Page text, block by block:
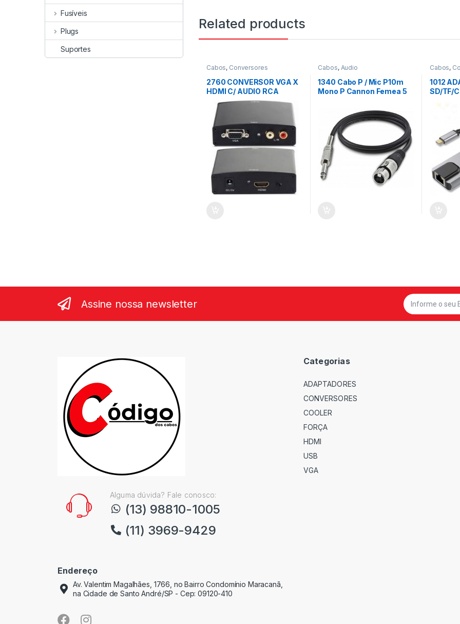
Related products
Cabos, Conversores
2760 CONVERSOR VGA X
HDMI C/ AUDIO RCA
Cabos, Audio
1340 Cabo P / Mic P10m
Mono P Cannon Femea 5
Cabos,
1012
SD/TF/
Fusíveis
Plugs
Suportes
Assine nossa newsletter
Alguma dúvida? Fale conosco:
(13) 98810-1005
(11) 3969-9429
Endereço
Av. Valentim Magalhães, 1766, no Bairro Condomínio Maracanã,
na Cidade de Santo André/SP - Cep: 09120-410
Categorias
ADAPTADORES
CONVERSORES
COOLER
FORÇA
HDMI
USB
VGA